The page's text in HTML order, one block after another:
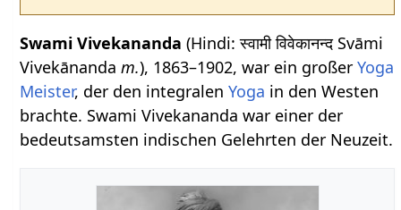
Swami Vivekananda (Hindi: स्वामी विवेकानन्द Svāmi
Vivekānandam.), 1863–1902, war ein großerYoga
Meister, der den integralenYoga in den Westen
brachte. Swami Vivekananda war einer der
bedeutsamsten indischen Gelehrten der Neuzeit.